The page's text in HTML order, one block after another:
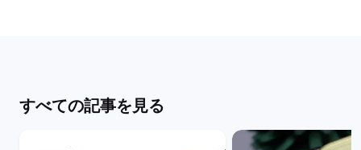
すべての記事を見る